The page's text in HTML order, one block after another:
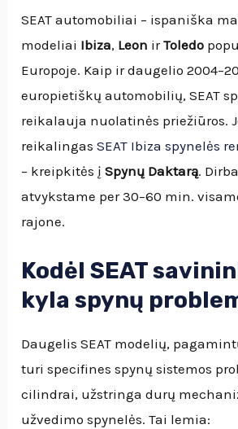
SEAT automobiliai – ispaniška
modeliai Ibiza, Leon irToledo
Europoje. Kaip ir daugelio
europietiškų automobilių, SEAT
reikalauja nuolatinės priežiūros.
reikalingasSEAT Ibiza spynelės
– kreipkitės įSpynų Daktarą.
atvykstame per 30–60 min.
rajone.
Kodėl SEAT
kyla spynų
Daugelis SEAT modelių,
turi specifines spynų sistemos
cilindrai, užstringa durų
užvedimo spynelės. Tai lemia: